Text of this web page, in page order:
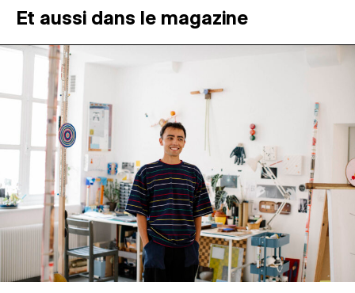
ATELIERS OUVERTS
PROGRAMMATION
MAGAZINE
ESPACES DE PRATIQUE ARTISTIQUE ↓
Recherche
Connexion
Et aussi dans le magazine